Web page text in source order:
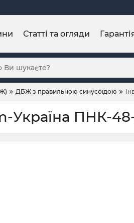
Статті та огляди
ДБЖ з правильною синусоїдою
Україна ПНК-